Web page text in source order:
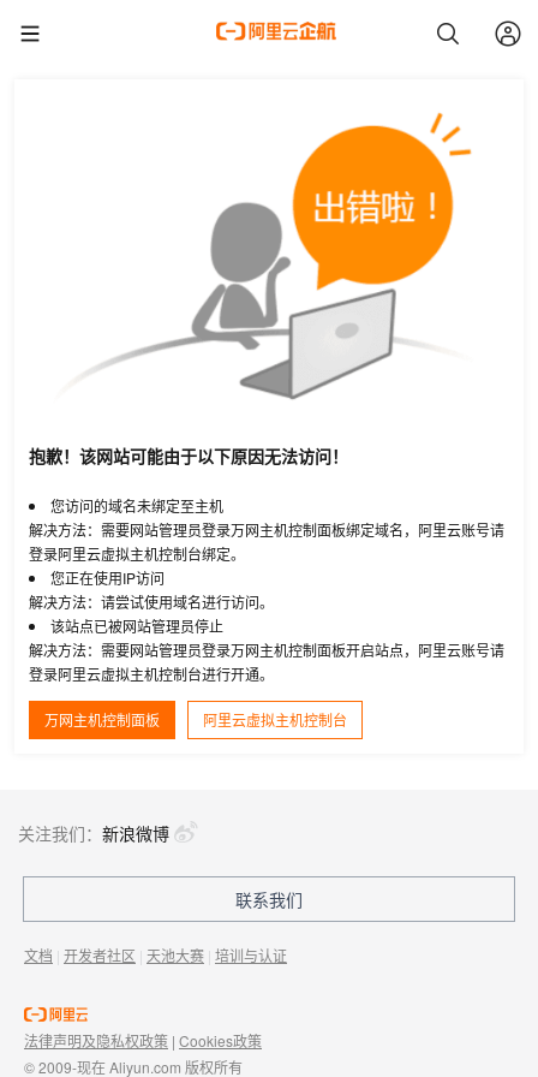
抱歉！该网站可能由于以下原因无法访问！
您访问的域名未绑定至主机
解决方法：需要网站管理员登录万网主机控制面板绑定域名，阿里云账号请
登录阿里云虚拟主机控制台绑定。
您正在使用IP访问
解决方法：请尝试使用域名进行访问。
该站点已被网站管理员停止
解决方法：需要网站管理员登录万网主机控制面板开启站点，阿里云账号请
登录阿里云虚拟主机控制台进行开通。
万网主机控制面板 阿里云虚拟主机控制台